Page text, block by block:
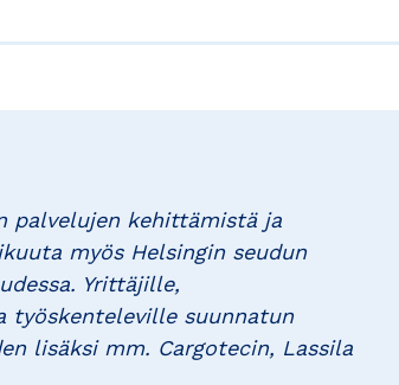
palvelujen kehittämistä ja
myös Helsingin seudun
Yrittäjille,
työskenteleville suunnatun
lisäksi mm. Cargotecin, Lassila